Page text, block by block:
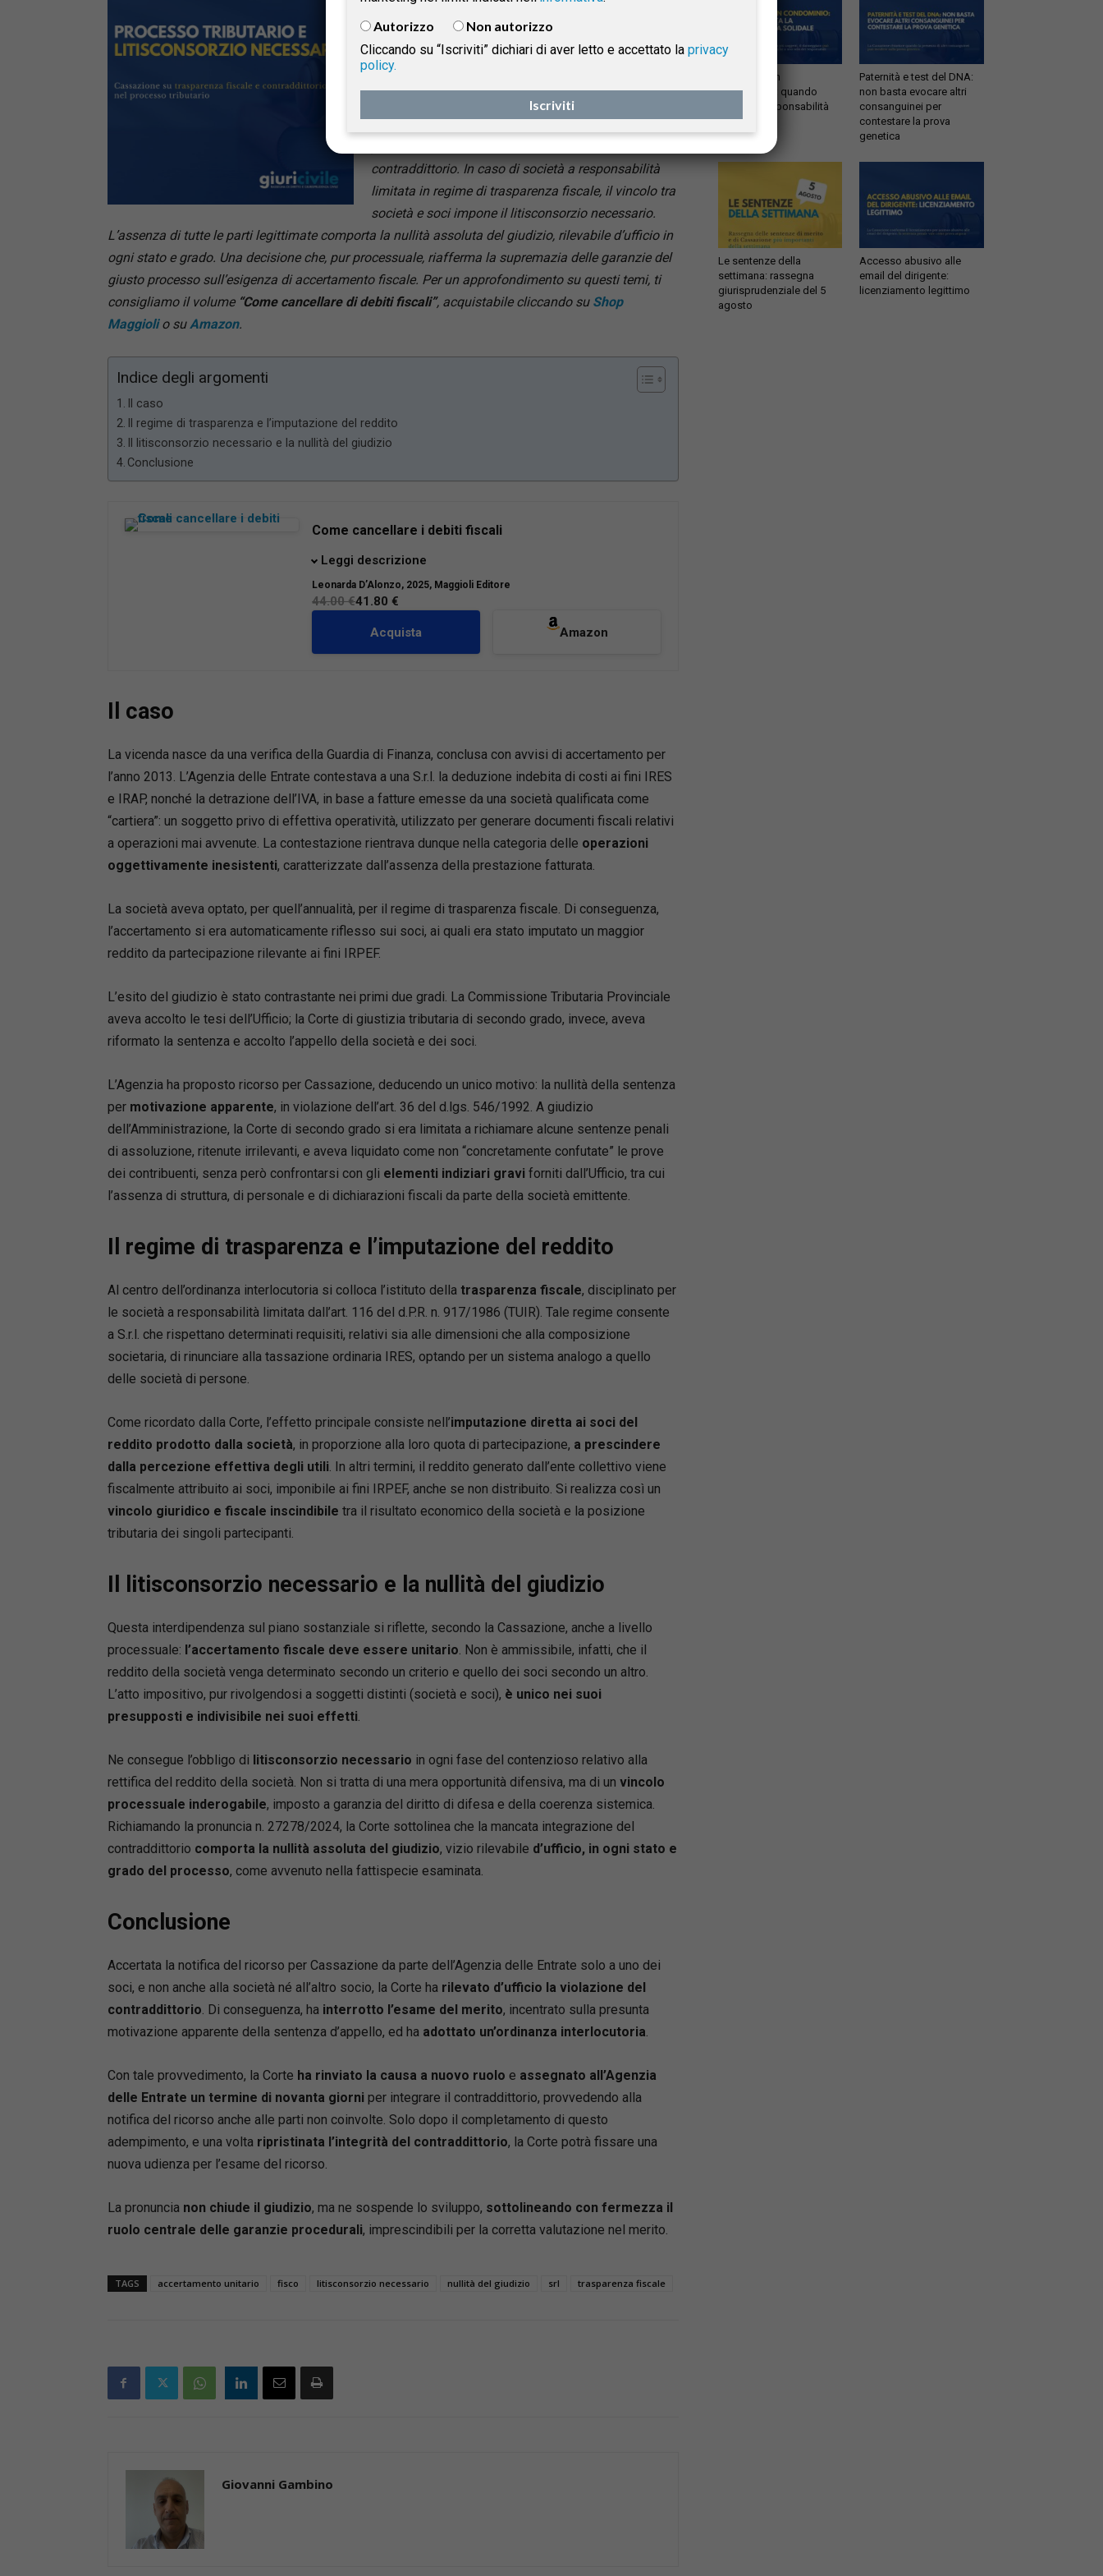
ribadisce un principio cardine del processo tributario:
la centralità del contraddittorio. A fronte di una
inesistenti, la Corte sceglie di non affrontare il merito
della questione, fermandosi su un profilo
contraddittorio. In caso di società a responsabilità
limitata in regime di trasparenza fiscale, il vincolo tra
società e soci impone il litisconsorzio necessario.
L’assenza di tutte le parti legittimate comporta la nullità assoluta del giudizio, rilevabile d’ufficio in
ogni stato e grado. Una decisione che, pur processuale, riafferma la supremazia delle garanzie del
giusto processo sull’esigenza di accertamento fiscale. Per un approfondimento su questi temi, ti
consigliamo il volume “Come cancellare di debiti fiscali”, acquistabile cliccando su Shop
Maggiolio suAmazon.
Indice degli argomenti
Il caso
Il regime di trasparenza e l’imputazione del reddito
Il litisconsorzio necessario e la nullità del giudizio
Conclusione
Come cancellare i debiti fiscali
Il presente volume vuole offrire ai professionisti ed ai
contribuenti, imprese e privati,
anche alternative a quelle tradizionali
risolvere la situazione compromessa.
Sono raccolti tutti glistrumenti utili per una efficace
Il lavoro, aggiornato alle ultime novità legislative e
giurisprudenziali nazionali ed europee, analizza le
contestazioni più frequenti
, i vizi degli atti impositivi, del
fermo amministrativo, dell’ipoteca e dei pignoramenti
esattoriali e le relative soluzioni, attraverso il
coordinamento della normativa speciale esattoriale alle
previsioni amministrative, agli istituti civilistici, nonché
PM a seguito di denuncia per usura).
Al professionista viene offerto un quadro completo del
suo perimetro d’azione, con l’indicazione puntuale delle
Loaded :
Avvocato, già Giudice Onorario presso il tribunale di
Ferrara e Giudice dell’Esecuzione in esecuzioni
mobiliari, esecuzioni esattoriali mobiliari e immobiliari e
opposizione all’esecuzione nella fase cautelare.
Leggi descrizione
Leonarda D’Alonzo, 2025, Maggioli Editore
44.00 €41.80 €
Acquista Amazon
Il caso
La vicenda nasce da una verifica della Guardia di Finanza, conclusa con avvisi di accertamento per
l’anno 2013. L’Agenzia delle Entrate contestava a una S.r.l. la deduzione indebita di costi ai fini IRES
e IRAP, nonché la detrazione dell’IVA, in base a fatture emesse da una società qualificata come
“cartiera”: un soggetto privo di effettiva operatività, utilizzato per generare documenti fiscali relativi
a operazioni mai avvenute. La contestazione rientrava dunque nella categoria delle operazioni
oggettivamente inesistenti, caratterizzate dall’assenza della prestazione fatturata.
La società aveva optato, per quell’annualità, per il regime di trasparenza fiscale. Di conseguenza,
l’accertamento si era automaticamente riflesso sui soci, ai quali era stato imputato un maggior
reddito da partecipazione rilevante ai fini IRPEF.
L’esito del giudizio è stato contrastante nei primi due gradi. La Commissione Tributaria Provinciale
aveva accolto le tesi dell’Ufficio; la Corte di giustizia tributaria di secondo grado, invece, aveva
riformato la sentenza e accolto l’appello della società e dei soci.
L’Agenzia ha proposto ricorso per Cassazione, deducendo un unico motivo: la nullità della sentenza
per motivazione apparente, in violazione dell’art. 36 del d.lgs. 546/1992. A giudizio
dell’Amministrazione, la Corte di secondo grado si era limitata a richiamare alcune sentenze penali
di assoluzione, ritenute irrilevanti, e aveva liquidato come non “concretamente confutate” le prove
dei contribuenti, senza però confrontarsi con gli elementi indiziari gravi forniti dall’Ufficio, tra cui
l’assenza di struttura, di personale e di dichiarazioni fiscali da parte della società emittente.
Il regime di trasparenza e l’imputazione del reddito
Al centro dell’ordinanza interlocutoria si colloca l’istituto della trasparenza fiscale, disciplinato per
le società a responsabilità limitata dall’art. 116 del d.P.R. n. 917/1986 (TUIR). Tale regime consente
a S.r.l. che rispettano determinati requisiti, relativi sia alle dimensioni che alla composizione
societaria, di rinunciare alla tassazione ordinaria IRES, optando per un sistema analogo a quello
delle società di persone.
Come ricordato dalla Corte, l’effetto principale consiste nell’imputazione diretta ai soci del
reddito prodotto dalla società, in proporzione alla loro quota di partecipazione, a prescindere
dalla percezione effettiva degli utili. In altri termini, il reddito generato dall’ente collettivo viene
fiscalmente attribuito ai soci, imponibile ai fini IRPEF, anche se non distribuito. Si realizza così un
vincolo giuridico e fiscale inscindibile tra il risultato economico della società e la posizione
tributaria dei singoli partecipanti.
Il litisconsorzio necessario e la nullità del giudizio
Questa interdipendenza sul piano sostanziale si riflette, secondo la Cassazione, anche a livello
processuale: l’accertamento fiscale deve essere unitario. Non è ammissibile, infatti, che il
reddito della società venga determinato secondo un criterio e quello dei soci secondo un altro.
L’atto impositivo, pur rivolgendosi a soggetti distinti (società e soci), è unico nei suoi
presupposti e indivisibile nei suoi effetti.
Ne consegue l’obbligo di litisconsorzio necessario in ogni fase del contenzioso relativo alla
rettifica del reddito della società. Non si tratta di una mera opportunità difensiva, ma di un vincolo
processuale inderogabile, imposto a garanzia del diritto di difesa e della coerenza sistemica.
Richiamando la pronuncia n. 27278/2024, la Corte sottolinea che la mancata integrazione del
contraddittorio comporta la nullità assoluta del giudizio, vizio rilevabile d’ufficio, in ogni stato e
grado del processo, come avvenuto nella fattispecie esaminata.
Conclusione
Accertata la notifica del ricorso per Cassazione da parte dell’Agenzia delle Entrate solo a uno dei
soci, e non anche alla società né all’altro socio, la Corte ha rilevato d’ufficio la violazione del
contraddittorio. Di conseguenza, ha interrotto l’esame del merito, incentrato sulla presunta
motivazione apparente della sentenza d’appello, ed ha adottato un’ordinanza interlocutoria.
Con tale provvedimento, la Corte ha rinviato la causa a nuovo ruolo e assegnato all’Agenzia
delle Entrate un termine di novanta giorni per integrare il contraddittorio, provvedendo alla
notifica del ricorso anche alle parti non coinvolte. Solo dopo il completamento di questo
adempimento, e una volta ripristinata l’integrità del contraddittorio, la Corte potrà fissare una
nuova udienza per l’esame del ricorso.
La pronuncia non chiude il giudizio, ma ne sospende lo sviluppo, sottolineando con fermezza il
ruolo centrale delle garanzie procedurali, imprescindibili per la corretta valutazione nel merito.
TAGS accertamento unitario fisco litisconsorzio necessario nullità del giudizio srl trasparenza fiscale
Giovanni Gambino
Infiltrazioni in
condominio: quando
scatta la responsabilità
solidale
Paternità e test del DNA:
non basta evocare altri
consanguinei per
contestare la prova
genetica
Le sentenze della
settimana: rassegna
giurisprudenziale del 5
agosto
Accesso abusivo alle
email del dirigente:
licenziamento legittimo
Autorizzo
Non autorizzo
Cliccando su “Iscriviti” dichiari di aver letto e accettato la privacy
policy.
Iscriviti